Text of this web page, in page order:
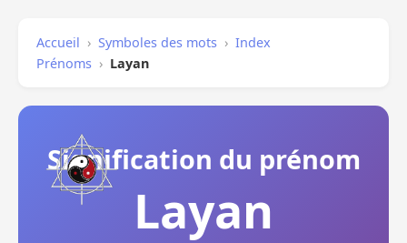
Accueil › Symboles des mots › Index
Prénoms › Layan
Signification du prénom
Layan